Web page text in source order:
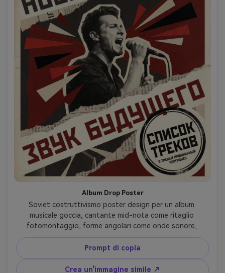
Album Drop Poster
Soviet costruttivismo poster design per un album
musicale goccia, cantante mid-nota come ritaglio
fotomontaggio, forme angolari come onde sonore,
diagonale tipografia impilamento, rosso nero osso
palette con gritty mezzo tono, strati di collage di carta
strappata, audace etichette in stile francobollo per l'area
tracklist, energetico layout d'avanguardia, obiettivo
Prompt di copia
Crea un'immagine simile ↗